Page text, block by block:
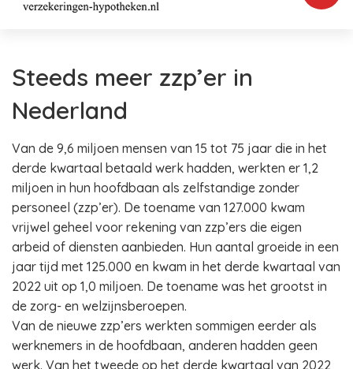
Steeds meer zzp’er in
Nederland
Van de 9,6 miljoen mensen van 15 tot 75 jaar die in het
derde kwartaal betaald werk hadden, werkten er 1,2
miljoen in hun hoofdbaan als zelfstandige zonder
personeel (zzp’er). De toename van 127.000 kwam
vrijwel geheel voor rekening van zzp’ers die eigen
arbeid of diensten aanbieden. Hun aantal groeide in een
jaar tijd met 125.000 en kwam in het derde kwartaal van
2022 uit op 1,0 miljoen. De toename was het grootst in
de zorg- en welzijnsberoepen.
Van de nieuwe zzp’ers werkten sommigen eerder als
werknemers in de hoofdbaan, anderen hadden geen
werk. Van het tweede op het derde kwartaal van 2022